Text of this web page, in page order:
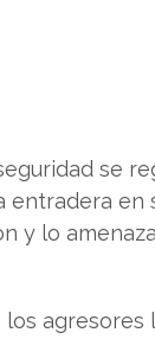
se
entradera en
y lo